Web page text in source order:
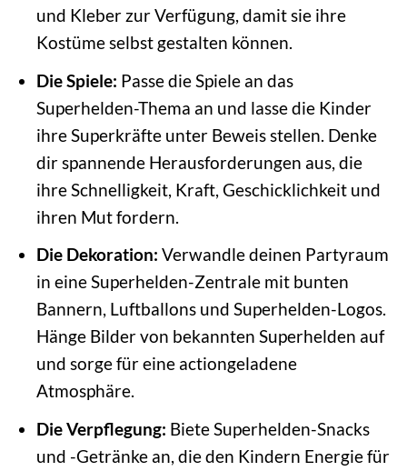
und Kleber zur Verfügung, damit sie ihre
Kostüme selbst gestalten können.
Die Spiele: Passe die Spiele an das
Superhelden-Thema an und lasse die Kinder
ihre Superkräfte unter Beweis stellen. Denke
dir spannende Herausforderungen aus, die
ihre Schnelligkeit, Kraft, Geschicklichkeit und
ihren Mut fordern.
Die Dekoration: Verwandle deinen Partyraum
in eine Superhelden-Zentrale mit bunten
Bannern, Luftballons und Superhelden-Logos.
Hänge Bilder von bekannten Superhelden auf
und sorge für eine actiongeladene
Atmosphäre.
Die Verpflegung: Biete Superhelden-Snacks
und -Getränke an, die den Kindern Energie für